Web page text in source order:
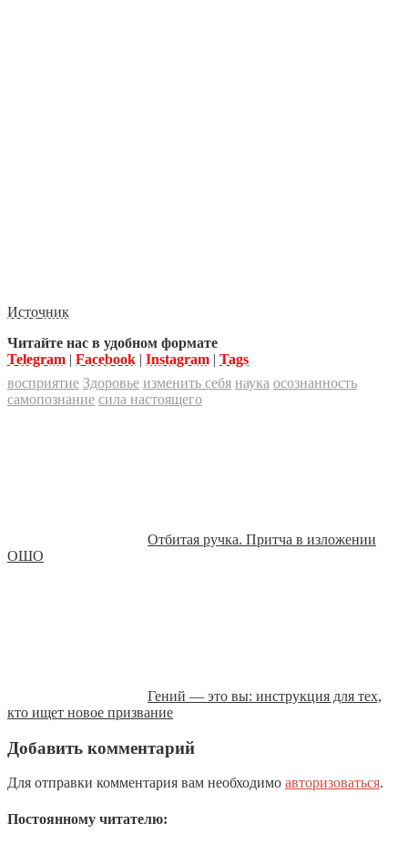
Источник
Читайте нас в удобном формате
Telegram | Facebook | Instagram | Tags
восприятие Здоровье изменить себя наука осознанность
самопознание сила настоящего
Отбитая ручка. Притча в изложении
ОШО
Гений — это вы: инструкция для тех,
кто ищет новое призвание
Добавить комментарий
Для отправки комментария вам необходимо авторизоваться.
Постоянному читателю: